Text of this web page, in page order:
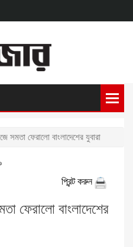
সমতা ফেরালো বাংলাদেশের যুবারা
প্রিন্ট করুন
ফেরালো বাংলাদেশের